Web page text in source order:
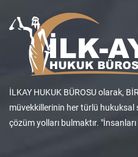
İLKAY HUKUK BÜROSU olarak,
müvekkillerinin her türlü hukuksal
çözüm yolları bulmaktır.